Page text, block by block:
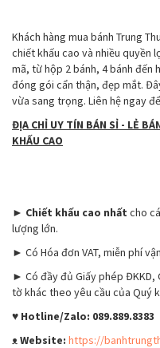
Khách hàng mua bánh Trung
chiết khấu cao và nhiều quyền
mã, từ hộp 2 bánh, 4 bánh đến
đóng gói cẩn thận, đẹp mắt.
vừa sang trọng. Liên hệ ngay
ĐỊA CHỈ UY TÍN BÁN SỈ - LẺ
KHẤU CAO
► Chiết khấu cao nhất cho
lượng lớn.
► Có Hóa đơn VAT, miễn phí
► Có đầy đủ Giấy phép ĐKKD,
tờ khác theo yêu cầu của Quý
♥ Hotline/Zalo: 089.889.8383
ᴥWebsite: https://